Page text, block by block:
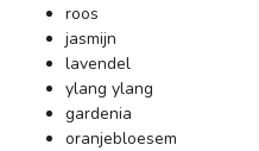
roos
jasmijn
lavendel
ylang ylang
gardenia
oranjebloesem